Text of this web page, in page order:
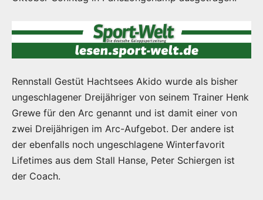
Rennstall Gestüt Hachtsees Akido wurde als bisher
ungeschlagener Dreijähriger von seinem Trainer Henk
Grewe für den Arc genannt und ist damit einer von
zwei Dreijährigen im Arc-Aufgebot. Der andere ist
der ebenfalls noch ungeschlagene Winterfavorit
Lifetimes aus dem Stall Hanse, Peter Schiergen ist
der Coach.